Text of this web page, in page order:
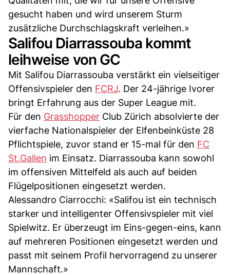
gesucht haben und wird unserem Sturm
zusätzliche Durchschlagskraft verleihen.»
Salifou Diarrassouba kommt
leihweise von GC
Mit Salifou Diarrassouba verstärkt ein vielseitiger
Offensivspieler den FCRJ. Der 24-jährige Ivorer
bringt Erfahrung aus der Super League mit.
Für den Grasshopper Club Zürich absolvierte der
vierfache Nationalspieler der Elfenbeinküste 28
Pflichtspiele, zuvor stand er 15-mal für den FC
St.Gallen im Einsatz. Diarrassouba kann sowohl
im offensiven Mittelfeld als auch auf beiden
Flügelpositionen eingesetzt werden.
Alessandro Ciarrocchi: «Salifou ist ein technisch
starker und intelligenter Offensivspieler mit viel
Spielwitz. Er überzeugt im Eins-gegen-eins, kann
auf mehreren Positionen eingesetzt werden und
passt mit seinem Profil hervorragend zu unserer
Mannschaft.»